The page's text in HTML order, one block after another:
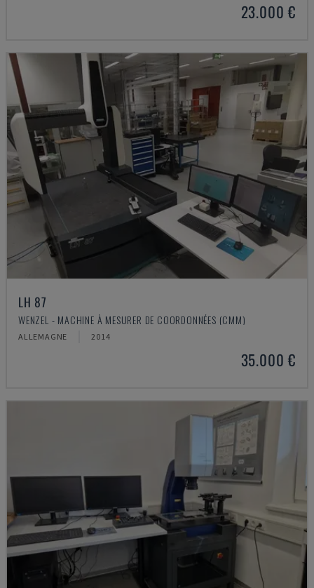
23.000 €
LH 87
WENZEL - MACHINE À MESURER DE COORDONNÉES (CMM)
ALLEMAGNE 2014
35.000 €